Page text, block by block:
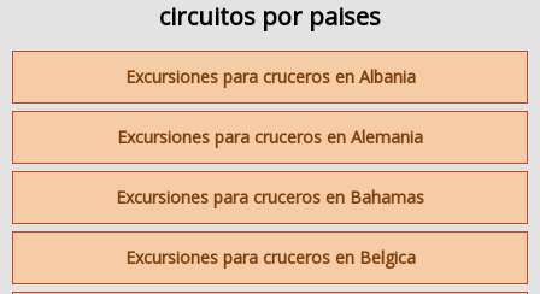
circuitos por paises
Excursiones para cruceros en Albania
Excursiones para cruceros en Alemania
Excursiones para cruceros en Bahamas
Excursiones para cruceros en Belgica